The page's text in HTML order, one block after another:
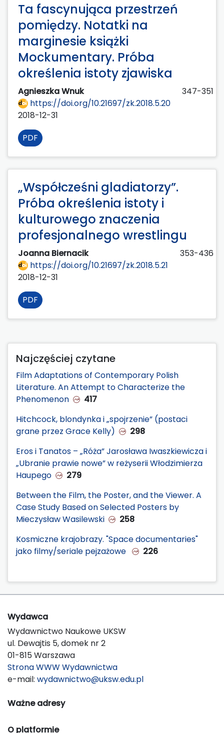
Ta fascynująca przestrzeń
pomiędzy. Notatki na
marginesie książki
Mockumentary. Próba
określenia istoty zjawiska
Agnieszka Wnuk
347-351
https://doi.org/10.21697/zk.2018.5.20
2018-12-31
PDF
„Współcześni gladiatorzy”.
Próba określenia istoty i
kulturowego znaczenia
profesjonalnego wrestlingu
Joanna Biernacik
353-436
https://doi.org/10.21697/zk.2018.5.21
2018-12-31
PDF
Najczęściej czytane
Film Adaptations of Contemporary Polish
Literature. An Attempt to Characterize the
Phenomenon
417
Hitchcock, blondynka i „spojrzenie” (postaci
grane przez Grace Kelly)
298
Eros i Tanatos – „Róża” Jarosława Iwaszkiewicza i
„Ubranie prawie nowe” w reżyserii Włodzimierza
Haupego
279
Between the Film, the Poster, and the Viewer. A
Case Study Based on Selected Posters by
Mieczysław Wasilewski
258
Kosmiczne krajobrazy. "Space documentaries"
jako filmy/seriale pejzażowe
226
Wydawca
Wydawnictwo Naukowe UKSW
ul. Dewajtis 5, domek nr 2
01-815 Warszawa
Strona WWW Wydawnictwa
e-mail: wydawnictwo@uksw.edu.pl
Ważne adresy
O platformie